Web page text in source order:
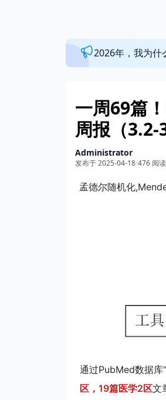
2026年，我为什
一周69篇
周报（3.2-
Administrator
发布于 2025-04-18/476 阅读
孟德尔随机化
通过PubMed数据
区，19篇医学2区文